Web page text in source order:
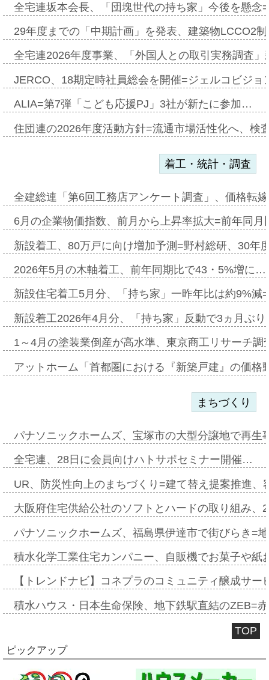
全宅連坂本会長、「団塊世代の持ち家」今後を懸
29年度までの「中期計画」を発表、建築物LCCO2
全宅連2026年度事業、「外国人との取引実務調査
JERCO、18期定時社員総会を開催=ジェルコビジ
ALIA=第7弾「こども応援PJ」3社が新たに参加…
住団連の2026年度活動方針=流通市場活性化へ、検
着工・統計・調査
全建総連「第6回工務店アンケート調査」、価格転
6月の企業物価指数、前月から上昇率拡大=前年同
新設着工、80万戸に向け増加予測=野村総研、30年
2026年5月の木軸着工、前年同期比で43・5%増に…
新設住宅着工5月分、「持ち家」一昨年比は約9%
新設着工2026年4月分、「持ち家」反動で3ヵ月ぶ
1～4月の塗装業倒産が高水準、東京商工リサーチ
アットホーム「首都圏における『新築戸建』の価
まちづくり
パナソニックホームズ、宝塚市の大型分譲地で再
全宅連、28日に会員向けハトサポセミナー開催…
UR、防災性向上のまちづくり=建て替え提案推進
大阪府住宅供給公社のソフトとハードの取り組み
パナソニックホームズ、福島県伊達市で街びらき=
積水化学工業住宅カンパニー、自販機でお菓子や
【トレンドナビ】コネプラのコミュニティ醸成サ
積水ハウス・日本生命保険、地下鉄駅直結のZEB=
TOP
ピックアップ